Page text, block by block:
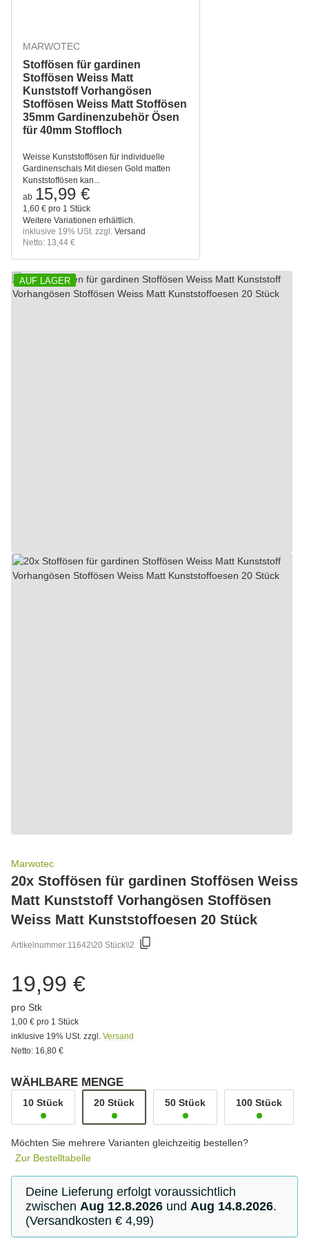
MARWOTEC
Stoffösen für gardinen
Stoffösen Weiss Matt
Kunststoff Vorhangösen
Stoffösen Weiss Matt Stoffösen
35mm Gardinenzubehör Ösen
für 40mm Stoffloch
Weisse Kunststoffösen für individuelle
Gardinenschals Mit diesen Gold matten
Kunststoffösen kan...
ab 15,99 €
1,60 € pro 1 Stück
Weitere Variationen erhältlich.
inklusive 19% USt. zzgl. Versand
Netto: 13,44 €
AUF LAGER
Marwotec
20x Stoffösen für gardinen Stoffösen Weiss
Matt Kunststoff Vorhangösen Stoffösen
Weiss Matt Kunststoffoesen 20 Stück
Artikelnummer:11642\20 Stück\\2
19,99 €
pro Stk
1,00 € pro 1 Stück
inklusive 19% USt. zzgl. Versand
Netto: 16,80 €
WÄHLBARE MENGE
10 Stück 20 Stück 50 Stück 100 Stück
Möchten Sie mehrere Varianten gleichzeitig bestellen?
Zur Bestelltabelle
Deine Lieferung erfolgt voraussichtlich
zwischen Aug 12.8.2026 und Aug 14.8.2026.
(Versandkosten € 4,99)